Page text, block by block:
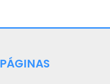
PÁGINAS